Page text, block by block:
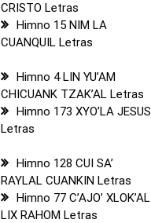
CRISTO Letras
Himno 15 NIM LA
CUANQUIL Letras
Himno 4 LIN YU’AM
CHICUANK TZAK’AL Letras
Himno 173 XYO’LA JESUS
Letras
Himno 128 CUI SA’
RAYLAL CUANKIN Letras
Himno 77 C’AJO’ XLOK’AL
LIX RAHOM Letras